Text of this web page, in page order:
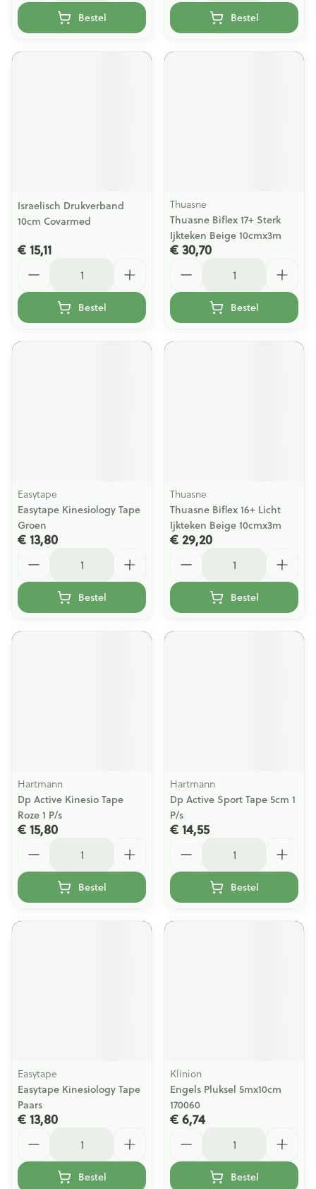
Bestel Bestel
Israelisch Drukverband
10cm Covarmed
€ 15,11
Bestel
Thuasne
Thuasne Biflex 17+ Sterk
Ijkteken Beige 10cmx3m
€ 30,70
Bestel
Easytape
Easytape Kinesiology Tape
Groen
€ 13,80
Bestel
Thuasne
Thuasne Biflex 16+ Licht
Ijkteken Beige 10cmx3m
€ 29,20
Bestel
Hartmann
Dp Active Kinesio Tape
Roze 1 P/s
€ 15,80
Bestel
Hartmann
Dp Active Sport Tape 5cm 1
P/s
€ 14,55
Bestel
Easytape
Easytape Kinesiology Tape
Paars
€ 13,80
Bestel
Klinion
Engels Pluksel 5mx10cm
170060
€ 6,74
Bestel